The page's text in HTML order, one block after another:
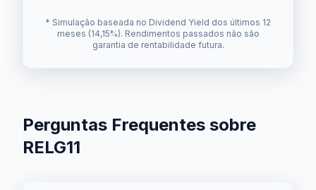
* Simulação baseada no Dividend Yield dos últimos 12
meses (14,15%). Rendimentos passados não são
garantia de rentabilidade futura.
Perguntas Frequentes sobre
RELG11